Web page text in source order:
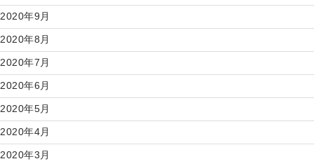
2020年9月
2020年8月
2020年7月
2020年6月
2020年5月
2020年4月
2020年3月